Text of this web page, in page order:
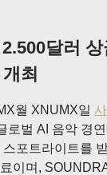
달러
최
월 XNUMX일
로벌 AI 음악 경
포트라이트를
이며,